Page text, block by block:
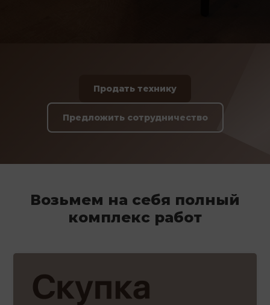
Продать технику
Предложить сотрудничество
Возьмем на себя полный
комплекс работ